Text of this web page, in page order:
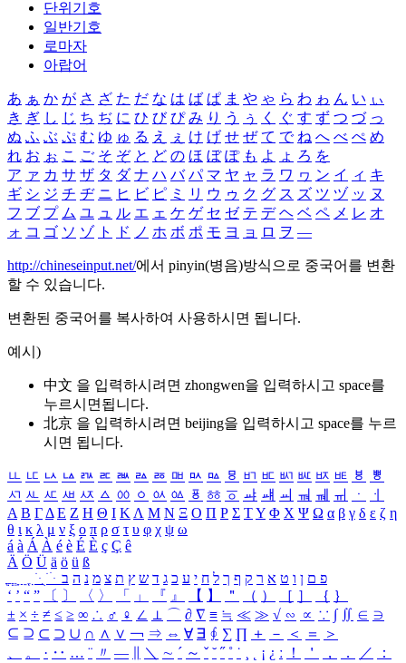
단위기호
일반기호
로마자
아랍어
あ ぁ か が さ ざ た だ な は ば ぱ ま や ゃ ら わ ゎ ん い ぃ
き ぎ し じ ち ぢ に ひ び ぴ み り う ぅ く ぐ す ず つ づ っ
ぬ ふ ぶ ぷ む ゆ ゅ る え ぇ け げ せ ぜ て で ね へ べ ぺ め
れ お ぉ こ ご そ ぞ と ど の ほ ぼ ぽ も よ ょ ろ を
ア ァ カ サ ザ タ ダ ナ ハ バ パ マ ヤ ャ ラ ワ ヮ ン イ ィ キ
ギ シ ジ チ ヂ ニ ヒ ビ ピ ミ リ ウ ゥ ク グ ス ズ ツ ヅ ッ ヌ
フ ブ プ ム ユ ュ ル エ ェ ケ ゲ セ ゼ テ デ ヘ ベ ペ メ レ オ
ォ コ ゴ ソ ゾ ト ド ノ ホ ボ ポ モ ヨ ョ ロ ヲ ―
http://chineseinput.net/에서 pinyin(병음)방식으로 중국어를 변환
할 수 있습니다.
변환된 중국어를 복사하여 사용하시면 됩니다.
예시)
中文 을 입력하시려면 zhongwen을 입력하시고 space를
누르시면됩니다.
北京 을 입력하시려면 beijing을 입력하시고 space를 누르
시면 됩니다.
ㅥ ㅦ ㅧ ㅨ ㅩ ㅪ ㅫ ㅬ ㅭ ㅮ ㅯ ㅰ ㅱ ㅲ ㅳ ㅴ ㅵ ㅶ ㅷ ㅸ
ㅹ
ㅺ ㅻ ㅼ ㅽ ㅾ ㅿ ㆀ ㆁ ㆂ ㆃ ㆄ ㆅ ㆆ ㆇ ㆈ ㆉ ㆊ ㆋ ㆌ ㆍ
ㆎ
Α Β ΓΔ Ε Ζ Η Θ Ι ΚΛ Μ Ν Ξ Ο Π Ρ Σ ΤΥ Φ Χ Ψ Ω α β γ δ ε ζ η
θ ι κ λ μ ν ξ ο π ρ σ τ υ φ χ ψ ω
á à Á À é è É È ç Ç ê
Ä Ö Ü ä ö ü ß
ִֶֹ ֻּ ׁׂ פ ם ן ו ט א ר ק ף ך ל ח י ע כ ג ד ש ץ ת צ מ נ ה ב
‘ ’ “ ” 〔 〕 〈 〉 「 」 『 』 【 】 ＂ （ ） ［ ］ ｛ ｝
± × ÷ ≠ ≤ ≥ ∞ ∴ ♂ ♀ ∠ ⊥ ⌒ ∂ ∇ ≡ ≒ ≪ ≫ √ ∽ ∝ ∵ ∫ ∬ ∈ ∋
⊆ ⊇ ⊂ ⊃ ∪ ∩ ∧ ∨ ￢ ⇒ ⇔ ∀ ∃ ∮ ∑ ∏ ＋ － ＜ ＝
＞
、
。 · ‥ … ¨ 〃 ― ＼ ∼ ´ ～ ˇ ˘ ˝ ˚ ˙ ¸ ¡ ¿ ː ！ ＇ ， ． ／
：